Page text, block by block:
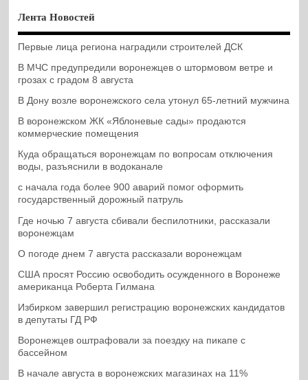
Лента Новостей
Первые лица региона наградили строителей ДСК
В МЧС предупредили воронежцев о штормовом ветре и
грозах с градом 8 августа
В Дону возле воронежского села утонул 65-летний мужчина
В воронежском ЖК «Яблоневые сады» продаются
коммерческие помещения
Куда обращаться воронежцам по вопросам отключения
воды, разъяснили в водоканале
с начала года более 900 аварий помог оформить
государственный дорожный патруль
Где ночью 7 августа сбивали беспилотники, рассказали
воронежцам
О погоде днем 7 августа рассказали воронежцам
США просят Россию освободить осужденного в Воронеже
американца Роберта Гилмана
Избирком завершил регистрацию воронежских кандидатов
в депутаты ГД РФ
Воронежцев оштрафовали за поездку на пикапе с
бассейном
В начале августа в воронежских магазинах на 11%